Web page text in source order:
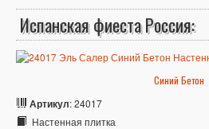
Испанская фиеста Россия:
Синий Бетон
Артикул: 24017
Настенная плитка